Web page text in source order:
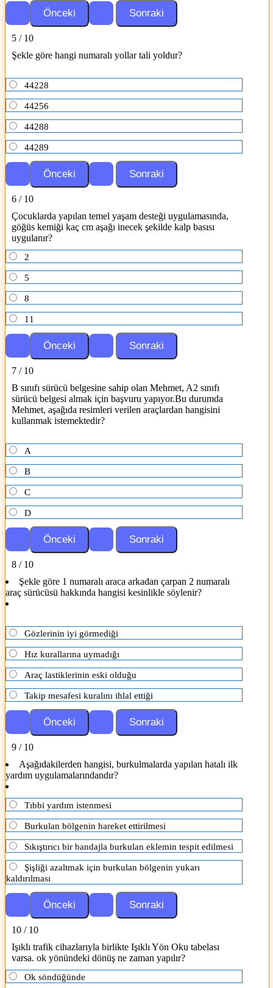
5 / 10
Şekle göre hangi numaralı yollar tali yoldur?
44228
44256
44288
44289
6 / 10
Çocuklarda yapılan temel yaşam desteği uygulamasında,
göğüs kemiği kaç cm aşağı inecek şekilde kalp basısı
uygulanır?
2
5
8
11
7 / 10
B sınıfı sürücü belgesine sahip olan Mehmet, A2 sınıfı
sürücü belgesi almak için başvuru yapıyor.Bu durumda
Mehmet, aşağıda resimleri verilen araçlardan hangisini
kullanmak istemektedir?
A
B
C
D
8 / 10
Şekle göre 1 numaralı araca arkadan çarpan 2 numaralı
araç sürücüsü hakkında hangisi kesinlikle söylenir?
Gözlerinin iyi görmediği
Hız kurallarına uymadığı
Araç lastiklerinin eski olduğu
Takip mesafesi kuralını ihlal ettiği
9 / 10
Aşağıdakilerden hangisi, burkulmalarda yapılan hatalı ilk
yardım uygulamalarındandır?
Tıbbi yardım istenmesi
Burkulan bölgenin hareket ettirilmesi
Sıkıştırıcı bir bandajla burkulan eklemin tespit edilmesi
Şişliği azaltmak için burkulan bölgenin yukarı
kaldırılması
10 / 10
Işıklı trafik cihazlarıyla birlikte Işıklı Yön Oku tabelası
varsa. ok yönündeki dönüş ne zaman yapılır?
Ok söndüğünde